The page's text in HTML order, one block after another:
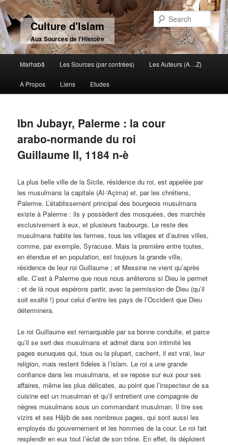
Culture d'Islam
Aux Sources de l'Histoire
Skip to primary content
Skip to secondary content
Marhabâ Les Sources (par contrées) Les Auteurs (A…Z)
A Propos Liens Etudes
Ibn Jubayr, Palerme : la cour
arabo-normande du roi
Guillaume II, 1184 n-è
La plus belle ville de la Sicile, résidence du roi, est appelée par
les musulmans la capitale (Al-‘Açima) et, par les chrétiens,
Palerme. L’établissement principal des bourgeois musulmans
existe à Palerme : ils y possèdent des mosquées, des marchés
exclusivement à eux, et plusieurs faubourgs. Le reste des
musulmans habite les fermes, tous les villages et d’autres villes,
comme, par exemple, Syracuse. Mais la première entre toutes,
en étendue et en population, est toujours la grande ville,
résidence de leur roi Guillaume ; et Messine ne vient qu’après
elle. C’est à Palerme que nous nous arrêterons si Dieu le permet
: et de là nous espérons partir, avec la permission de Dieu (qu’il
soit exalté !) pour celui d’entre les pays de l’Occident que Dieu
déterminera.
Le roi Guillaume est remarquable par sa bonne conduite, et parce
qu’il se sert des musulmans et admet dans son intimité les
pages eunuques qui, tous ou la plupart, cachent, il est vrai, leur
religion, mais restent fidèles à l’islam. Le roi a une grande
confiance dans les musulmans, et se repose sur eux pour ses
affaires, même les plus délicates, au point que l’inspecteur de sa
cuisine est un musulman et qu’il entretient une compagnie de
nègres musulmans sous un commandant musulman. Il tire ses
vizirs et ses Hâjib de ses nombreux pages, qui sont aussi les
employés du gouvernement et les hommes de la cour. Le roi fait
resplendir en eux tout l’éclat de son trône. En effet, ils déploient